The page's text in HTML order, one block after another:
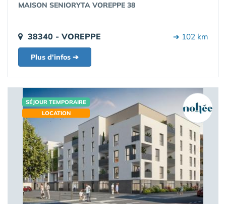
MAISON SENIORYTA VOREPPE 38
38340 - VOREPPE ➔ 102 km
Plus d'infos ➔
SÉJOUR TEMPORAIRE
LOCATION